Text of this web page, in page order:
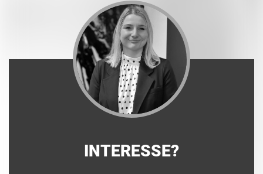
INTERESSE?